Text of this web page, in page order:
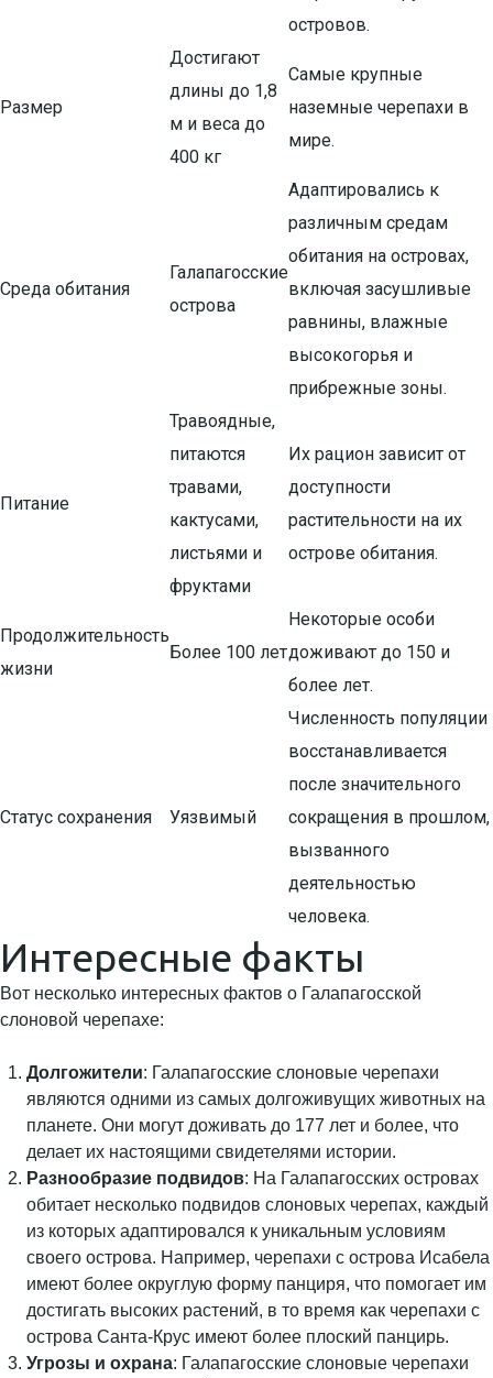
островов.
Размер
Достигают
длины до 1,8
м и веса до
400 кг
Самые крупные
наземные черепахи в
мире.
Среда обитания
Галапагосские
острова
Адаптировались к
различным средам
обитания на островах,
включая засушливые
равнины, влажные
высокогорья и
прибрежные зоны.
Питание
Травоядные,
питаются
травами,
кактусами,
листьями и
фруктами
Их рацион зависит от
доступности
растительности на их
острове обитания.
Продолжительность
жизни
Более 100 лет
Некоторые особи
доживают до 150 и
более лет.
Статус сохранения Уязвимый
Численность популяции
восстанавливается
после значительного
сокращения в прошлом,
вызванного
деятельностью
человека.
Интересные факты
Вот несколько интересных фактов о Галапагосской
слоновой черепахе:
Долгожители: Галапагосские слоновые черепахи
являются одними из самых долгоживущих животных на
планете. Они могут доживать до 177 лет и более, что
делает их настоящими свидетелями истории.
Разнообразие подвидов: На Галапагосских островах
обитает несколько подвидов слоновых черепах, каждый
из которых адаптировался к уникальным условиям
своего острова. Например, черепахи с острова Исабела
имеют более округлую форму панциря, что помогает им
достигать высоких растений, в то время как черепахи с
острова Санта-Крус имеют более плоский панцирь.
Угрозы и охрана: Галапагосские слоновые черепахи